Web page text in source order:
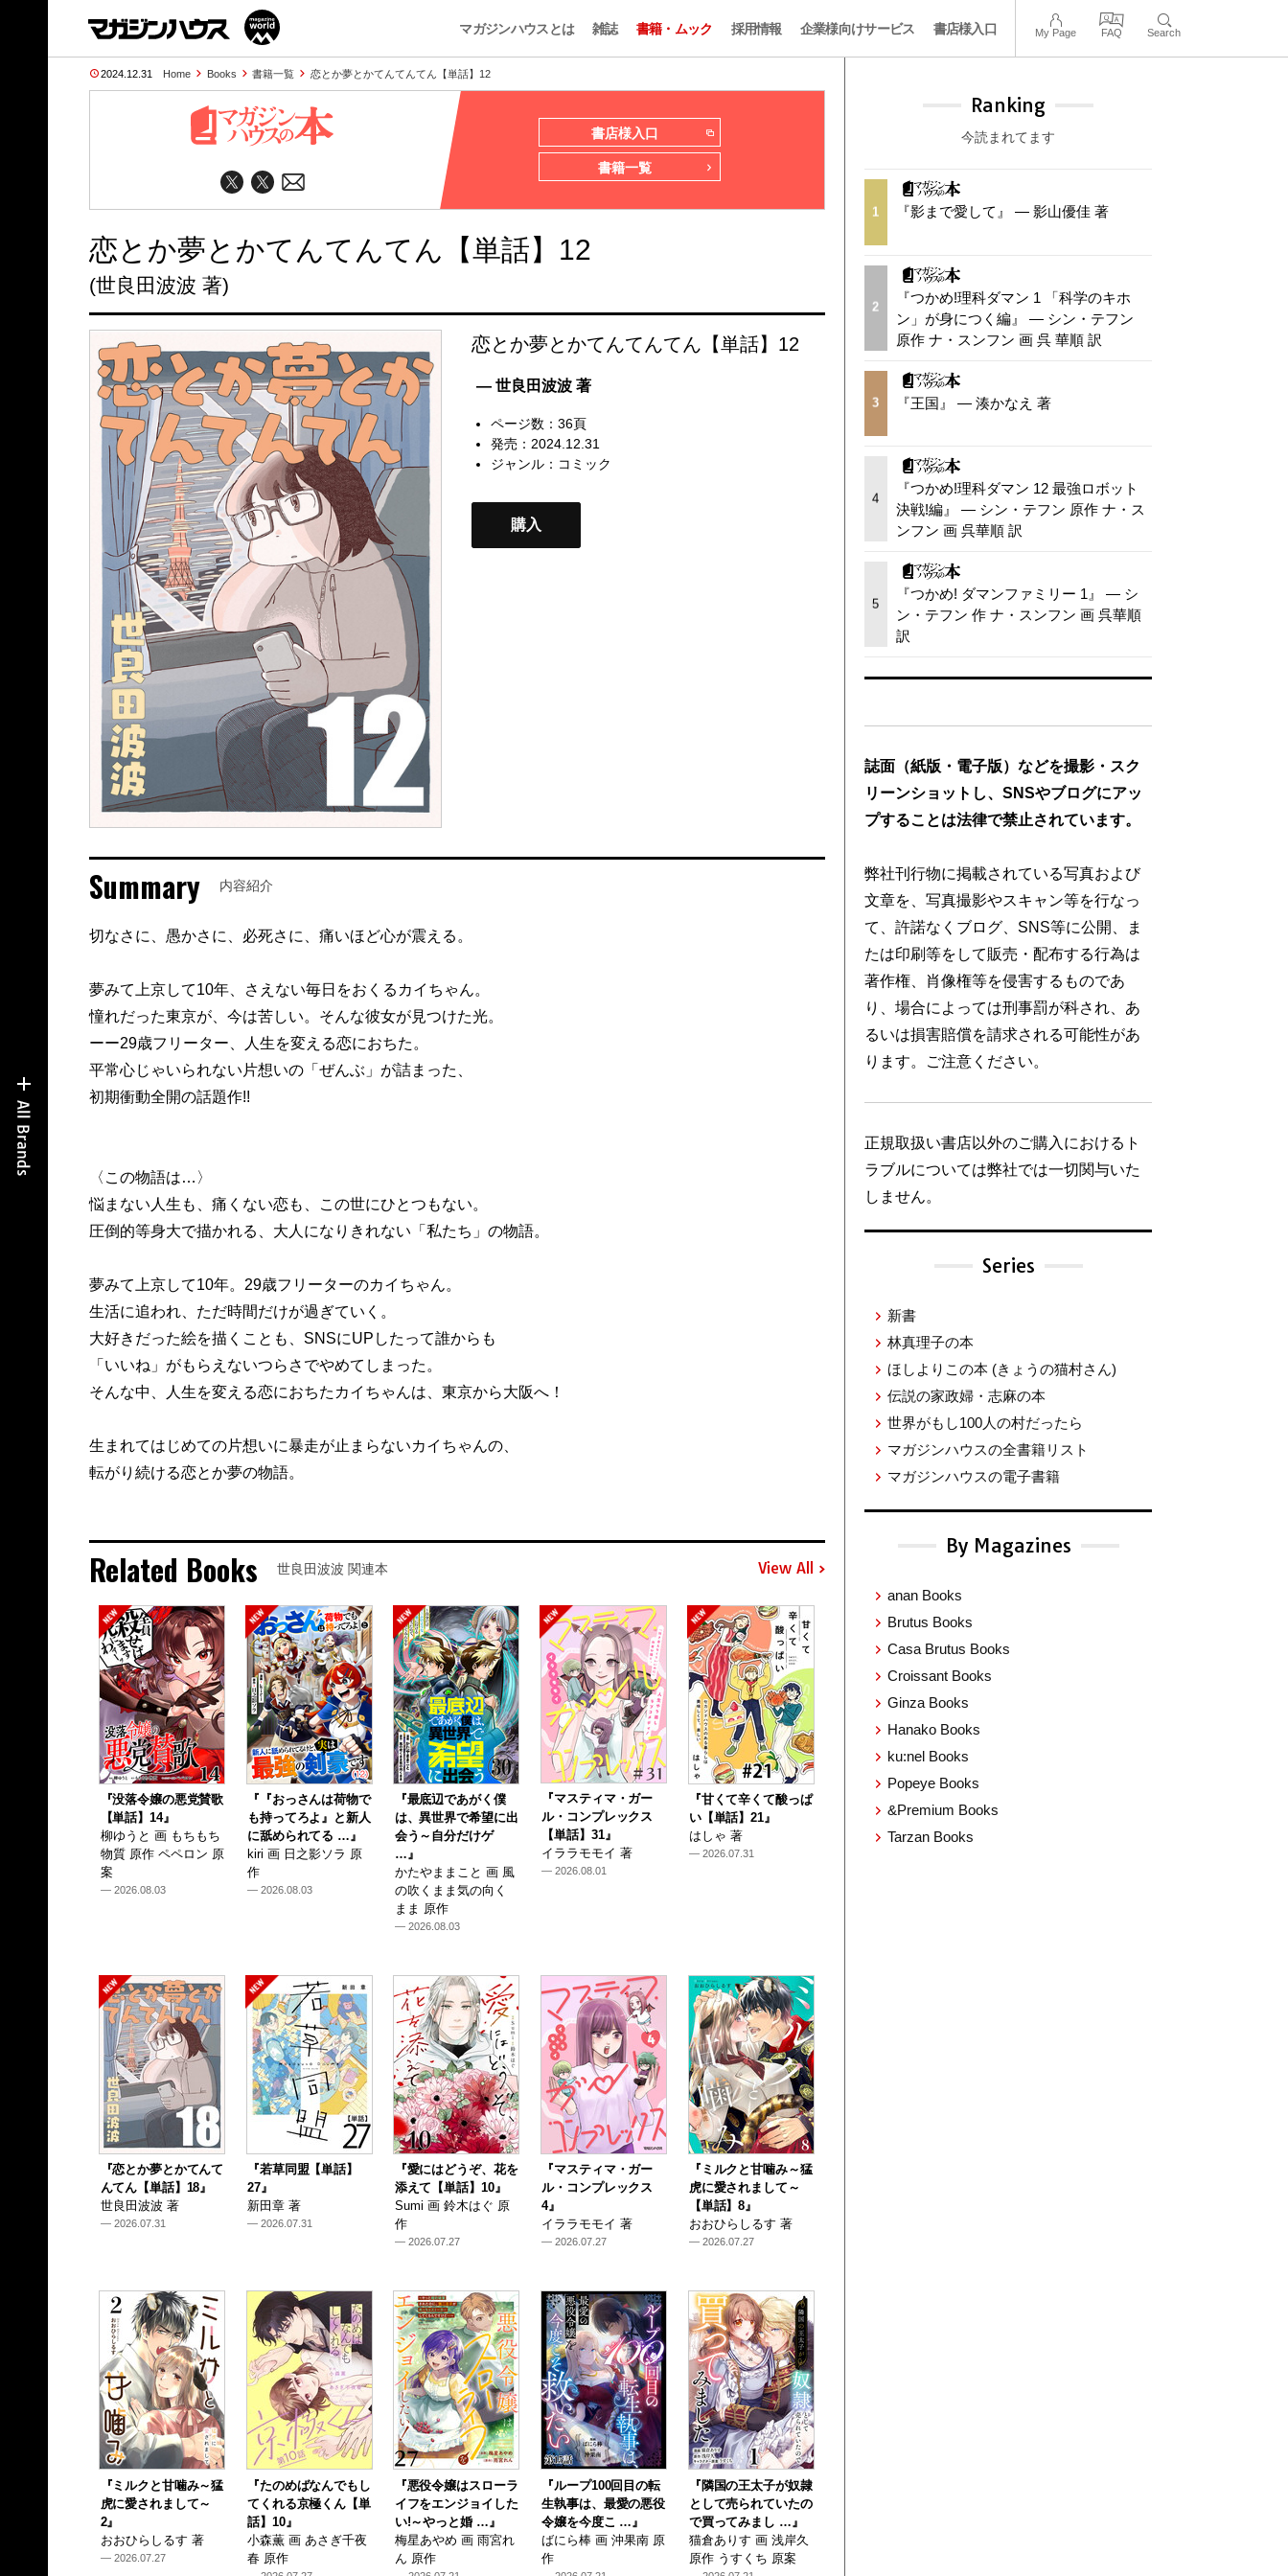
マガジンハウスとは 雑誌 書籍・ムック 採用情報 企業様向けサービス 書店様入口 My Page FAQ Search
2024.12.31 Home Books 書籍一覧 恋とか夢とかてんてんてん【単話】12
書店様入口
書籍一覧
恋とか夢とかてんてんてん【単話】12
(世良田波波 著)
恋とか夢とかてんてんてん【単話】12
— 世良田波波 著
ページ数：36頁
発売：2024.12.31
ジャンル： コミック
購入
Summary 内容紹介
切なさに、愚かさに、必死さに、痛いほど心が震える。
夢みて上京して10年、さえない毎日をおくるカイちゃん。
憧れだった東京が、今は苦しい。そんな彼女が見つけた光。
ーー29歳フリーター、人生を変える恋におちた。
平常心じゃいられない片想いの「ぜんぶ」が詰まった、
初期衝動全開の話題作!!
〈この物語は…〉
悩まない人生も、痛くない恋も、この世にひとつもない。
圧倒的等身大で描かれる、大人になりきれない「私たち」の物語。
夢みて上京して10年。29歳フリーターのカイちゃん。
生活に追われ、ただ時間だけが過ぎていく。
大好きだった絵を描くことも、SNSにUPしたって誰からも
「いいね」がもらえないつらさでやめてしまった。
そんな中、人生を変える恋におちたカイちゃんは、東京から大阪へ！
生まれてはじめての片想いに暴走が止まらないカイちゃんの、
転がり続ける恋とか夢の物語。
Related Books 世良田波波 関連本 View All
『没落令嬢の悪党賛歌
【単話】14』
柳ゆうと 画 もちもち
物質 原作 ペペロン 原
案
— 2026.08.03
『『おっさんは荷物で
も持ってろよ』と新人
に舐められてる …』
kiri 画 日之影ソラ 原
作
— 2026.08.03
『最底辺であがく僕
は、異世界で希望に出
会う～自分だけゲ
…』
かたやままこと 画 風
の吹くまま気の向く
まま 原作
— 2026.08.03
『マスティマ・ガー
ル・コンプレックス
【単話】31』
イララモモイ 著
— 2026.08.01
『甘くて辛くて酸っぱ
い【単話】21』
はしゃ 著
— 2026.07.31
『恋とか夢とかてんて
んてん【単話】18』
世良田波波 著
— 2026.07.31
『若草同盟【単話】
27』
新田章 著
— 2026.07.31
『愛にはどうぞ、花を
添えて【単話】10』
Sumi 画 鈴木はぐ 原
作
— 2026.07.27
『マスティマ・ガー
ル・コンプレックス
4』
イララモモイ 著
— 2026.07.27
『ミルクと甘噛み～猛
虎に愛されまして～
【単話】8』
おおひらしるす 著
— 2026.07.27
『ミルクと甘噛み～猛
虎に愛されまして～
2』
おおひらしるす 著
— 2026.07.27
『たのめばなんでもし
てくれる京極くん【単
話】10』
小森薫 画 あさぎ千夜
春 原作
『悪役令嬢はスローラ
イフをエンジョイした
い!～やっと婚 …』
梅星あやめ 画 雨宮れ
ん 原作
『ループ100回目の転
生執事は、最愛の悪役
令嬢を今度こ …』
ばにら棒 画 沖果南 原
作
『隣国の王太子が奴隷
として売られていたの
で買ってみまし …』
猫倉ありす 画 浅岸久
原作 うすくち 原案
Ranking
今読まれてます
1 『影まで愛して』 — 影山優佳 著
2
『つかめ!理科ダマン 1 「科学のキホ
ン」が身につく編』 — シン・テフン
原作 ナ・スンフン 画 呉 華順 訳
3 『王国』 — 湊かなえ 著
4
『つかめ!理科ダマン 12 最強ロボット
決戦!編』 — シン・テフン 原作 ナ・ス
ンフン 画 呉華順 訳
5
『つかめ! ダマンファミリー 1』 — シ
ン・テフン 作 ナ・スンフン 画 呉華順
訳
誌面（紙版・電子版）などを撮影・スク
リーンショットし、SNSやブログにアッ
プすることは法律で禁止されています。
弊社刊行物に掲載されている写真および
文章を、写真撮影やスキャン等を行なっ
て、許諾なくブログ、SNS等に公開、ま
たは印刷等をして販売・配布する行為は
著作権、肖像権等を侵害するものであ
り、場合によっては刑事罰が科され、あ
るいは損害賠償を請求される可能性があ
ります。ご注意ください。
正規取扱い書店以外のご購入におけるト
ラブルについては弊社では一切関与いた
しません。
Series
新書
林真理子の本
ほしよりこの本 (きょうの猫村さん)
伝説の家政婦・志麻の本
世界がもし100人の村だったら
マガジンハウスの全書籍リスト
マガジンハウスの電子書籍
By Magazines
anan Books
Brutus Books
Casa Brutus Books
Croissant Books
Ginza Books
Hanako Books
ku:nel Books
Popeye Books
&Premium Books
Tarzan Books